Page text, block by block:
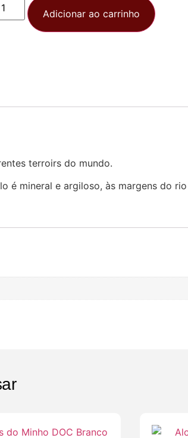
Adicionar ao carrinho
terroirs do mundo.
é mineral e argiloso, às margens do